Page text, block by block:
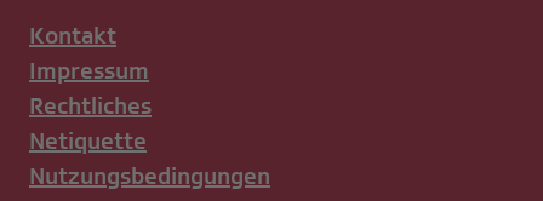
Kontakt
Impressum
Rechtliches
Netiquette
Nutzungsbedingungen